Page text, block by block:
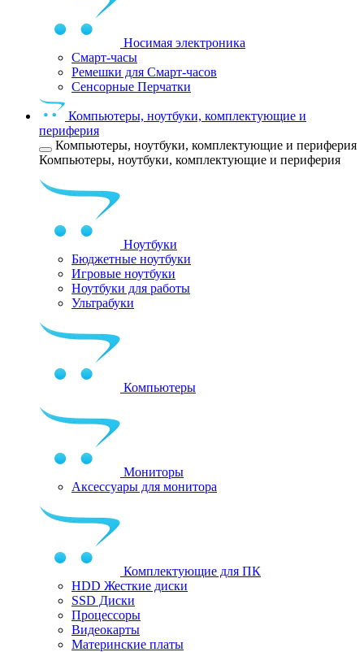
Носимая электроника
Смарт-часы
Ремешки для Смарт-часов
Сенсорные Перчатки
Компьютеры, ноутбуки, комплектующие и
периферия
Компьютеры, ноутбуки, комплектующие и периферия
Компьютеры, ноутбуки, комплектующие и периферия
Ноутбуки
Бюджетные ноутбуки
Игровые ноутбуки
Ноутбуки для работы
Ультрабуки
Компьютеры
Мониторы
Аксессуары для монитора
Комплектующие для ПК
HDD Жесткие диски
SSD Диски
Процессоры
Видеокарты
Материнские платы